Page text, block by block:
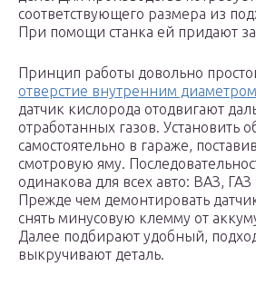
соответствующего размера из
При помощи станка ей придают
Принцип работы довольно
отверстие внутренним диаметром
датчик кислорода отодвигают
отработанных газов. Установить
самостоятельно в гараже,
смотровую яму.
одинакова для всех авто: ВАЗ,
Прежде чем демонтировать
снять минусовую клемму от
Далее подбирают удобный,
выкручивают деталь.